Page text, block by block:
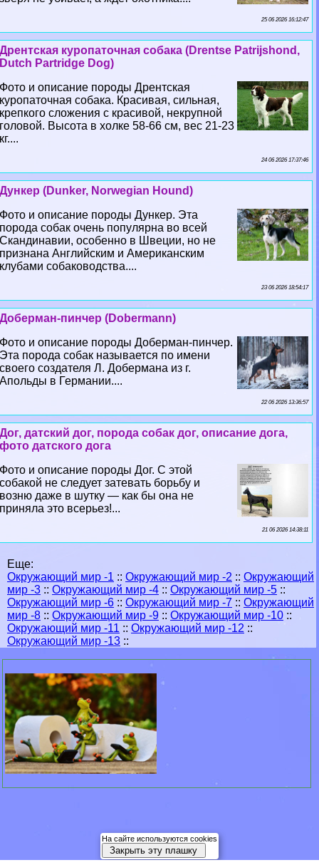
25 06 2026 16:12:47
Дрентская куропаточная собака (Drentse Patrijshond,
Dutch Partridge Dog)
Фото и описание породы Дрентская
куропаточная собака. Красивая, сильная,
крепкого сложения с красивой, некрупной
головой. Высота в холке 58-66 см, вес 21-23
кг....
24 06 2026 17:37:46
Дункер (Dunker, Norwegian Hound)
Фото и описание породы Дункер. Эта
порода собак очень популярна во всей
Скандинавии, особенно в Швеции, но не
признана Английским и Американским
клубами собаководства....
23 06 2026 18:54:17
Доберман-пинчер (Dobermann)
Фото и описание породы Доберман-пинчер.
Эта порода собак называется по имени
своего создателя Л. Добермана из г.
Апольды в Германии....
22 06 2026 13:36:57
Дог, датский дог, порода собак дог, описание дога,
фото датского дога
Фото и описание породы Дог. С этой
собакой не следует затевать борьбу и
возню даже в шутку — как бы она не
приняла это всерьез!...
21 06 2026 14:38:11
Еще:
Окружающий мир -1 :: Окружающий мир -2 :: Окружающий
мир -3 :: Окружающий мир -4 :: Окружающий мир -5 ::
Окружающий мир -6 :: Окружающий мир -7 :: Окружающий
мир -8 :: Окружающий мир -9 :: Окружающий мир -10 ::
Окружающий мир -11 :: Окружающий мир -12 ::
Окружающий мир -13 ::
На сайте используются cookies
Закрыть эту плашку